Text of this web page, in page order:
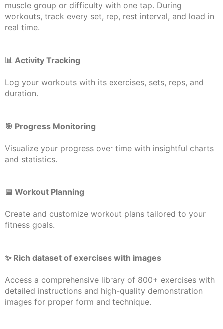
muscle group or difficulty with one tap. During
workouts, track every set, rep, rest interval, and load in
real time.
📊 Activity Tracking
Log your workouts with its exercises, sets, reps, and
duration.
🎯 Progress Monitoring
Visualize your progress over time with insightful charts
and statistics.
📅 Workout Planning
Create and customize workout plans tailored to your
fitness goals.
✨️ Rich dataset of exercises with images
Access a comprehensive library of 800+ exercises with
detailed instructions and high-quality demonstration
images for proper form and technique.